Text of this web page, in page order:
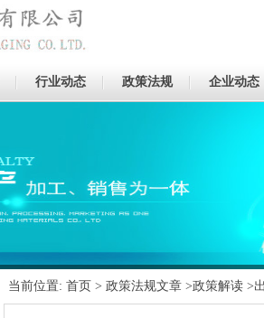
行业动态 政策法规 企业动态
当前位置: 首页 > 政策法规文章 >政策解读 >